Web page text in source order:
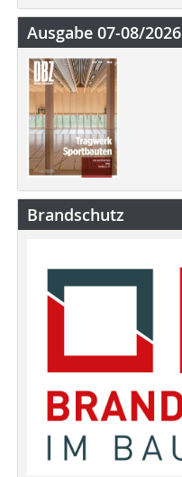
Ausgabe 07-08/2026
Brandschutz